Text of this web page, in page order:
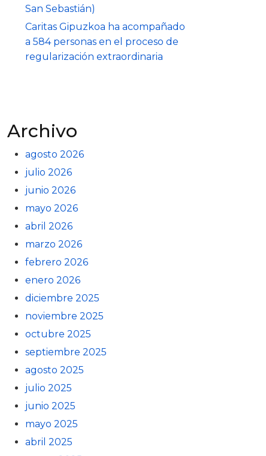
San Sebastián)
Caritas Gipuzkoa ha acompañado
a 584 personas en el proceso de
regularización extraordinaria
Archivo
agosto 2026
julio 2026
junio 2026
mayo 2026
abril 2026
marzo 2026
febrero 2026
enero 2026
diciembre 2025
noviembre 2025
octubre 2025
septiembre 2025
agosto 2025
julio 2025
junio 2025
mayo 2025
abril 2025